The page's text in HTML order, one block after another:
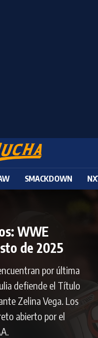
SMACKDOWN
WWE
de 2025
por última
defiende el Título
Zelina Vega. Los
abierto por el